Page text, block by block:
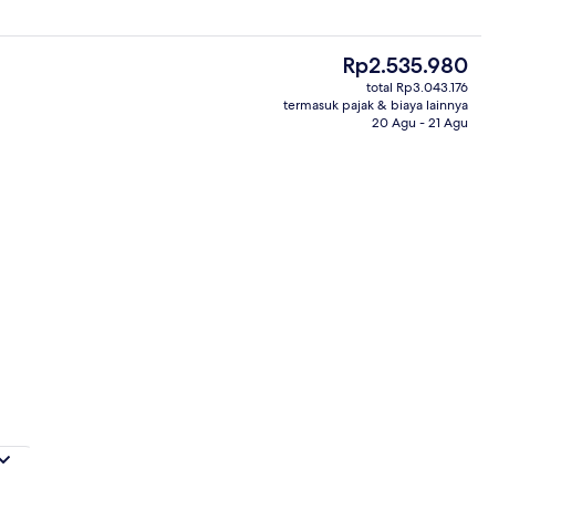
Resepsionis
Harga
saat
ini
Rp2.535.980
Rp2.535.980
total Rp3.043.176
termasuk pajak & biaya lainnya
20 Agu - 21 Agu